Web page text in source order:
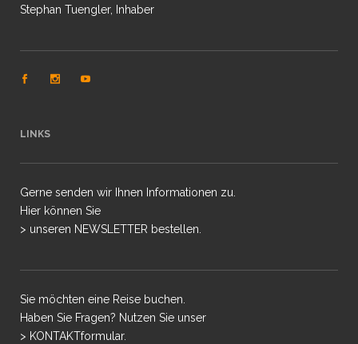
Stephan Tuengler, Inhaber
LINKS
Gerne senden wir Ihnen Informationen zu.
Hier können Sie
> unseren NEWSLETTER bestellen.
Sie möchten eine Reise buchen.
Haben Sie Fragen? Nutzen Sie unser
> KONTAKTformular.